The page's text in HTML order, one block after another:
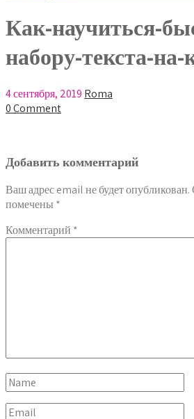
Как-научиться-
набору-текста-на-
4 сентября, 2019 Roma
0 Comment
Добавить комментарий
Ваш адрес email не будет опубликован.
помечены *
Комментарий *